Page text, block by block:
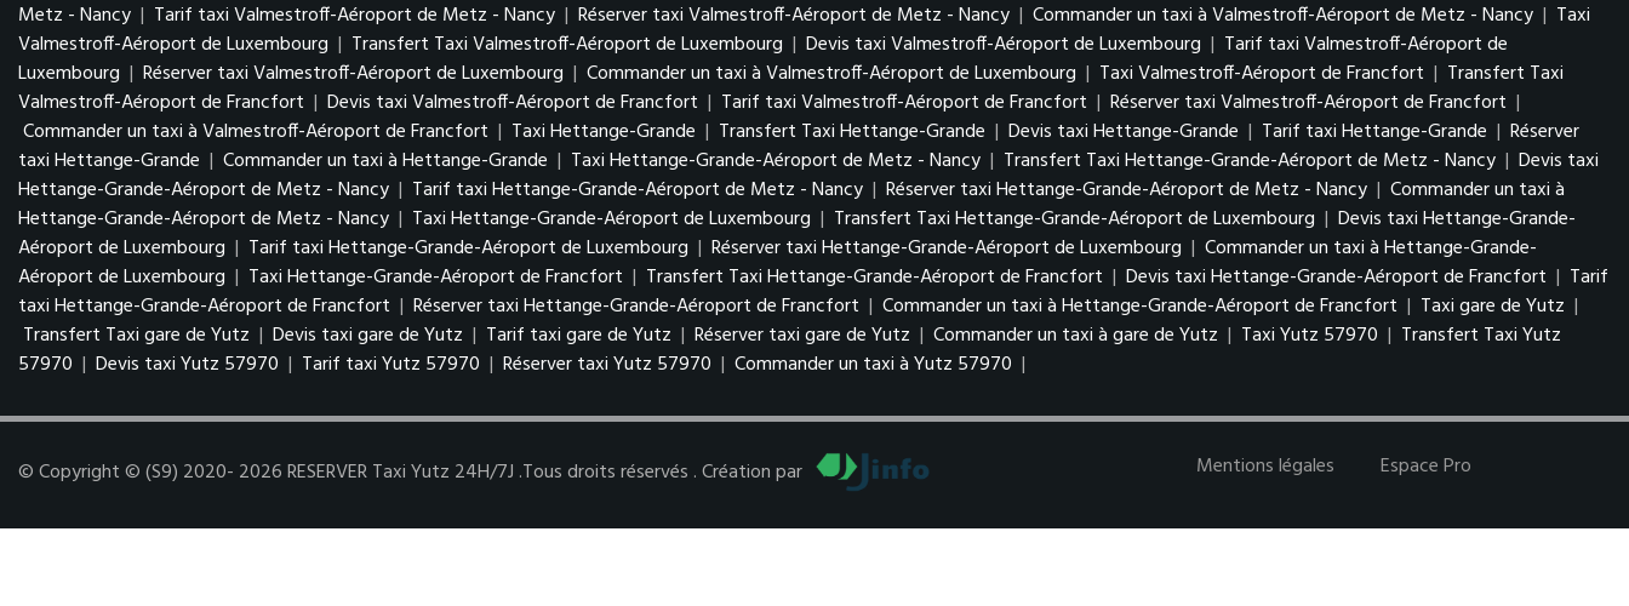
Metz - Nancy | Tarif taxi Valmestroff-Aéroport de Metz - Nancy | Réserver taxi Valmestroff-Aéroport de Metz - Nancy | Commander un taxi à Valmestroff-Aéroport de Metz - Nancy | Taxi
Valmestroff-Aéroport de Luxembourg | Transfert Taxi Valmestroff-Aéroport de Luxembourg | Devis taxi Valmestroff-Aéroport de Luxembourg | Tarif taxi Valmestroff-Aéroport de
Luxembourg | Réserver taxi Valmestroff-Aéroport de Luxembourg | Commander un taxi à Valmestroff-Aéroport de Luxembourg | Taxi Valmestroff-Aéroport de Francfort | Transfert Taxi
Valmestroff-Aéroport de Francfort | Devis taxi Valmestroff-Aéroport de Francfort | Tarif taxi Valmestroff-Aéroport de Francfort | Réserver taxi Valmestroff-Aéroport de Francfort |
Commander un taxi à Valmestroff-Aéroport de Francfort | Taxi Hettange-Grande | Transfert Taxi Hettange-Grande | Devis taxi Hettange-Grande | Tarif taxi Hettange-Grande | Réserver
taxi Hettange-Grande | Commander un taxi à Hettange-Grande | Taxi Hettange-Grande-Aéroport de Metz - Nancy | Transfert Taxi Hettange-Grande-Aéroport de Metz - Nancy | Devis taxi
Hettange-Grande-Aéroport de Metz - Nancy | Tarif taxi Hettange-Grande-Aéroport de Metz - Nancy | Réserver taxi Hettange-Grande-Aéroport de Metz - Nancy | Commander un taxi à
Hettange-Grande-Aéroport de Metz - Nancy | Taxi Hettange-Grande-Aéroport de Luxembourg | Transfert Taxi Hettange-Grande-Aéroport de Luxembourg | Devis taxi Hettange-Grande-
Aéroport de Luxembourg | Tarif taxi Hettange-Grande-Aéroport de Luxembourg | Réserver taxi Hettange-Grande-Aéroport de Luxembourg | Commander un taxi à Hettange-Grande-
Aéroport de Luxembourg | Taxi Hettange-Grande-Aéroport de Francfort | Transfert Taxi Hettange-Grande-Aéroport de Francfort | Devis taxi Hettange-Grande-Aéroport de Francfort | Tarif
taxi Hettange-Grande-Aéroport de Francfort | Réserver taxi Hettange-Grande-Aéroport de Francfort | Commander un taxi à Hettange-Grande-Aéroport de Francfort | Taxi gare de Yutz |
Transfert Taxi gare de Yutz | Devis taxi gare de Yutz | Tarif taxi gare de Yutz | Réserver taxi gare de Yutz | Commander un taxi à gare de Yutz | Taxi Yutz 57970 | Transfert Taxi Yutz
57970 | Devis taxi Yutz 57970 | Tarif taxi Yutz 57970 | Réserver taxi Yutz 57970 | Commander un taxi à Yutz 57970 |
© Copyright © (S9) 2020- 2026 RESERVER Taxi Yutz 24H/7J .Tous droits réservés . Création par Mentions légales Espace Pro